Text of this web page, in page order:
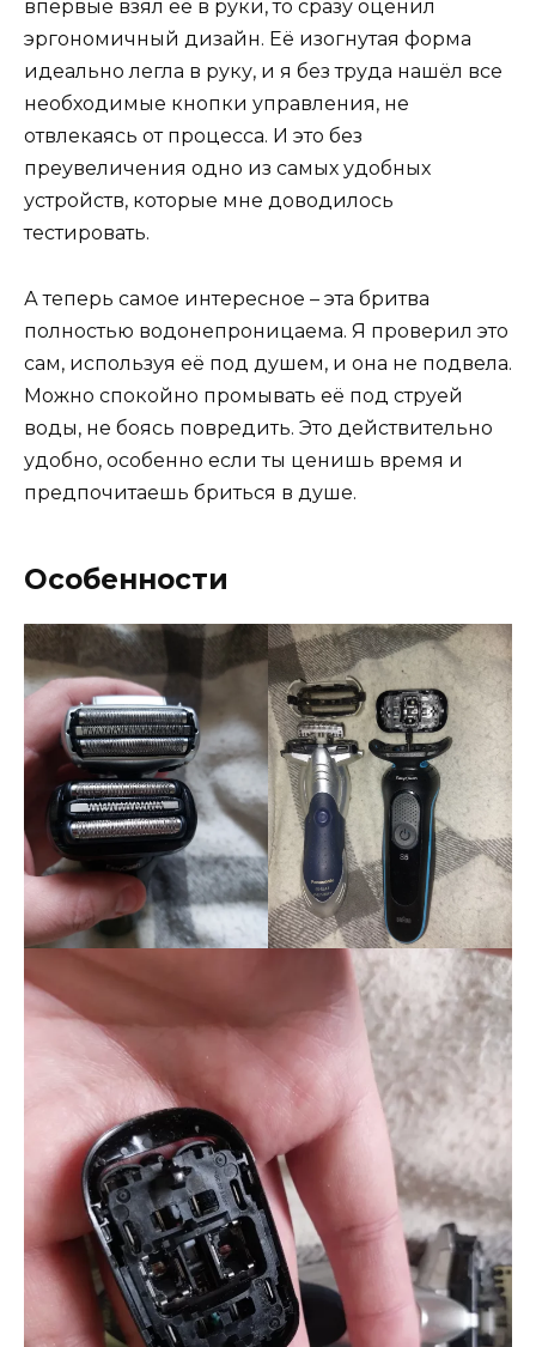
впервые взял её в руки, то сразу оценил
эргономичный дизайн. Её изогнутая форма
идеально легла в руку, и я без труда нашёл все
необходимые кнопки управления, не
отвлекаясь от процесса. И это без
преувеличения одно из самых удобных
устройств, которые мне доводилось
тестировать.
А теперь самое интересное – эта бритва
полностью водонепроницаема. Я проверил это
сам, используя её под душем, и она не подвела.
Можно спокойно промывать её под струей
воды, не боясь повредить. Это действительно
удобно, особенно если ты ценишь время и
предпочитаешь бриться в душе.
Особенности